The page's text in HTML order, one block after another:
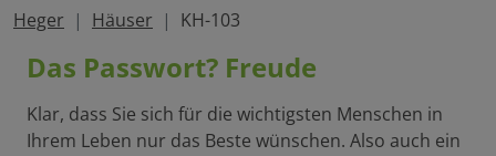
Heger Häuser KH-103
Das Passwort? Freude
Klar, dass Sie sich für die wichtigsten Menschen in
Ihrem Leben nur das Beste wünschen. Also auch ein